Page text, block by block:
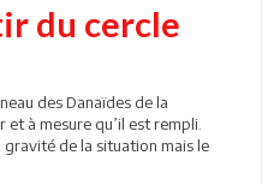
du cercle
des Danaïdes de la
à mesure qu’il est rempli.
gravité de la situation mais le